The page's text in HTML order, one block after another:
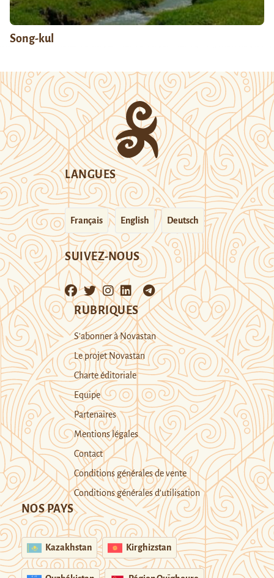
Song-kul
LANGUES
Français English Deutsch
SUIVEZ-NOUS
RUBRIQUES
S’abonner à Novastan
Le projet Novastan
Charte éditoriale
Equipe
Partenaires
Mentions légales
Contact
Conditions générales de vente
Conditions générales d’utilisation
NOS PAYS
Kazakhstan Kirghizstan